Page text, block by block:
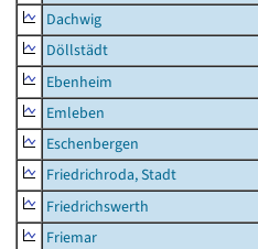
Dachwig
Döllstädt
Ebenheim
Emleben
Eschenbergen
Friedrichroda, Stadt
Friedrichswerth
Friemar